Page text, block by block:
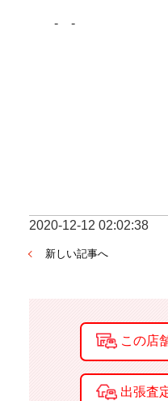
-　-　-　-
-　-
2020-12-12 02:02:38
新しい記事へ